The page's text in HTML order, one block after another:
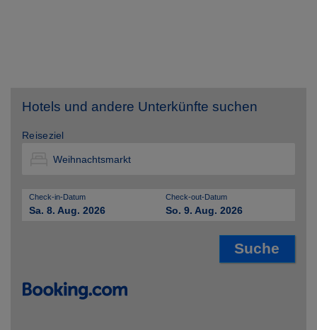
Hotels und andere Unterkünfte suchen
Reiseziel
Check-in-Datum
Sa. 8. Aug. 2026
Check-out-Datum
So. 9. Aug. 2026